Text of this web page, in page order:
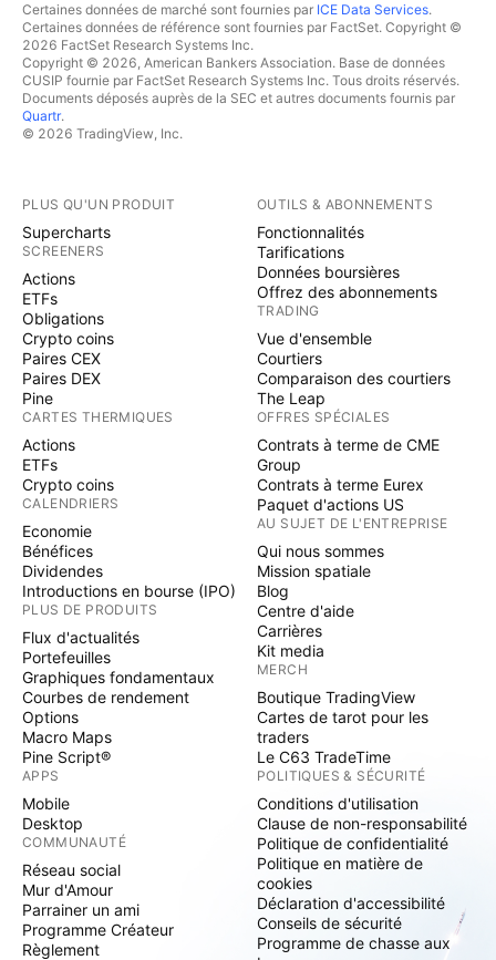
Certaines données de marché sont fournies par ICE Data Services.
Certaines données de référence sont fournies par FactSet. Copyright ©
2026 FactSet Research Systems Inc.
Copyright © 2026, American Bankers Association. Base de données
CUSIP fournie par FactSet Research Systems Inc. Tous droits réservés.
Documents déposés auprès de la SEC et autres documents fournis par
Quartr.
© 2026 TradingView, Inc.
PLUS QU'UN PRODUIT
Supercharts
SCREENERS
Actions
ETFs
Obligations
Crypto coins
Paires CEX
Paires DEX
Pine
CARTES THERMIQUES
Actions
ETFs
Crypto coins
CALENDRIERS
Economie
Bénéfices
Dividendes
Introductions en bourse (IPO)
PLUS DE PRODUITS
Flux d'actualités
Portefeuilles
Graphiques fondamentaux
Courbes de rendement
Options
Macro Maps
Pine Script®
APPS
Mobile
Desktop
COMMUNAUTÉ
Réseau social
Mur d'Amour
Parrainer un ami
Programme Créateur
Règlement
OUTILS & ABONNEMENTS
Fonctionnalités
Tarifications
Données boursières
Offrez des abonnements
TRADING
Vue d'ensemble
Courtiers
Comparaison des courtiers
The Leap
OFFRES SPÉCIALES
Contrats à terme de CME
Group
Contrats à terme Eurex
Paquet d'actions US
AU SUJET DE L'ENTREPRISE
Qui nous sommes
Mission spatiale
Blog
Centre d'aide
Carrières
Kit media
MERCH
Boutique TradingView
Cartes de tarot pour les
traders
Le C63 TradeTime
POLITIQUES & SÉCURITÉ
Conditions d'utilisation
Clause de non-responsabilité
Politique de confidentialité
Politique en matière de
cookies
Déclaration d'accessibilité
Conseils de sécurité
Programme de chasse aux